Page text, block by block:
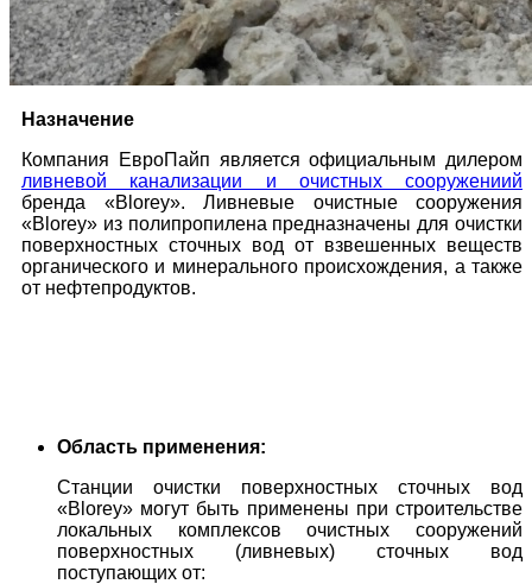
Назначение
Компания ЕвроПайп является официальным дилером
ливневой канализации и очистных сооружениий
бренда «Blorey». Ливневые очистные сооружения
«Blorey» из полипропилена предназначены для очистки
поверхностных сточных вод от взвешенных веществ
органического и минерального происхождения, а также
от нефтепродуктов.
Область применения:
Станции очистки поверхностных сточных вод
«Blorey» могут быть применены при строительстве
локальных комплексов очистных сооружений
поверхностных (ливневых) сточных вод
поступающих от: